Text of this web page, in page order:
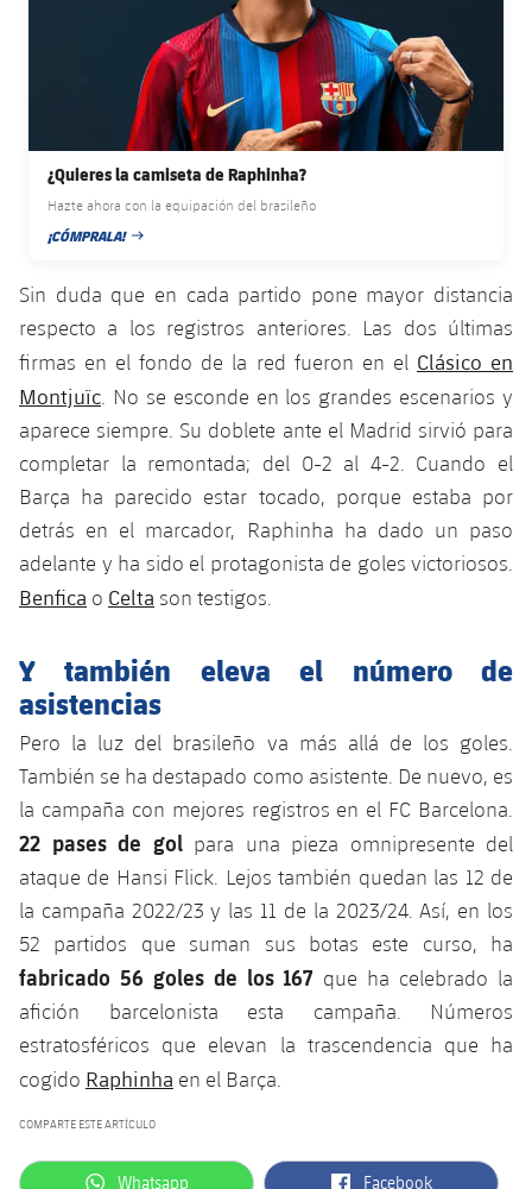
Clasificaciones
Hockey Hierba Femenino
Agenda
Actualidad
Jugadores
Calendario
Clasificaciones
Voleibol
plusicon
Noticias
Voleibol masculino
Apúntate a las amateurs
plusicon
más
Apúntate a las amateurs
PLUSICON
MÁS
League of Legends
VALORANT Rising
VALORANT Game Changers
eFootball
¿Quieres la camiseta de Raphinha?
Hazte ahora con la equipación del brasileño
¡CÓMPRALA!
FECHA DE PUBLICACIÓN
Sin duda que en cada partido pone mayor distancia
respecto a los registros anteriores. Las dos últimas
firmas en el fondo de la red fueron en el Clásico en
Montjuïc . No se esconde en los grandes escenarios y
aparece siempre. Su doblete ante el Madrid sirvió para
completar la remontada; del 0-2 al 4-2. Cuando el
Barça ha parecido estar tocado, porque estaba por
detrás en el marcador, Raphinha ha dado un paso
adelante y ha sido el protagonista de goles victoriosos.
Benfica o Celta son testigos.
Y también eleva el número de
asistencias
Pero la luz del brasileño va más allá de los goles.
También se ha destapado como asistente. De nuevo, es
la campaña con mejores registros en el FC Barcelona.
22 pases de golpara una pieza omnipresente del
ataque de Hansi Flick. Lejos también quedan las 12 de
la campaña 2022/23 y las 11 de la 2023/24. Así, en los
52 partidos que suman sus botas este curso, ha
fabricado 56 goles de los 167 que ha celebrado la
afición barcelonista esta campaña. Números
estratosféricos que elevan la trascendencia que ha
cogido Raphinha en el Barça.
COMPARTE ESTE ARTÍCULO
label.aria.whatsapp
Whatsapp label.aria.facebook
Facebook